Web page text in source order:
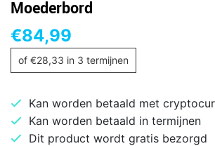
Moederbord
€84,99
of €28,33 in 3 termijnen
Kan worden betaald met
Kan worden betaald in termijnen
Dit product wordt gratis bezorgd